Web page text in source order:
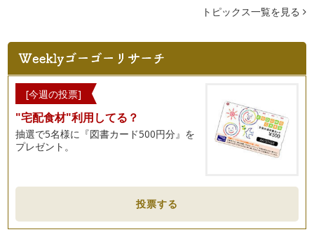
トピックス一覧を見る
[今週の投票]
"宅配食材"利用してる？
抽選で5名様に『図書カード500円分』を
プレゼント。
投票する